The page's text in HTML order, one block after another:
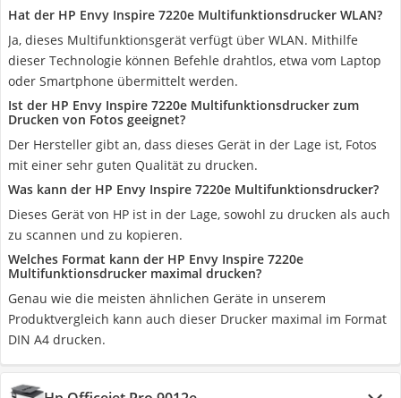
Hat der HP Envy Inspire 7220e Multifunktionsdrucker WLAN?
Ja, dieses Multifunktionsgerät verfügt über WLAN. Mithilfe
dieser Technologie können Befehle drahtlos, etwa vom Laptop
oder Smartphone übermittelt werden.
Ist der HP Envy Inspire 7220e Multifunktionsdrucker zum
Drucken von Fotos geeignet?
Der Hersteller gibt an, dass dieses Gerät in der Lage ist, Fotos
mit einer sehr guten Qualität zu drucken.
Was kann der HP Envy Inspire 7220e Multifunktionsdrucker?
Dieses Gerät von HP ist in der Lage, sowohl zu drucken als auch
zu scannen und zu kopieren.
Welches Format kann der HP Envy Inspire 7220e
Multifunktionsdrucker maximal drucken?
Genau wie die meisten ähnlichen Geräte in unserem
Produktvergleich kann auch dieser Drucker maximal im Format
DIN A4 drucken.